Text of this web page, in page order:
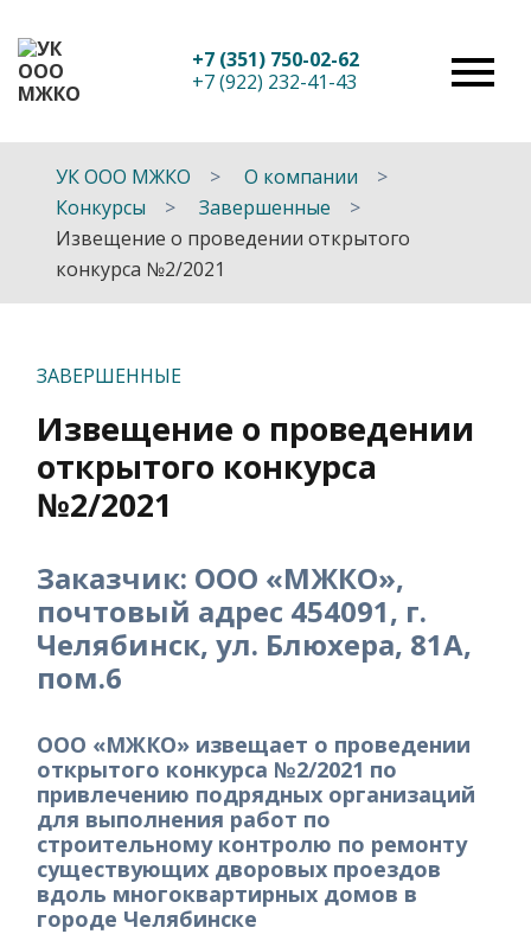
+7 (351) 750-02-62
+7 (922) 232-41-43
УК ООО МЖКО
О компании
Конкурсы
Завершенные
Извещение о проведении открытого
конкурса №2/2021
ЗАВЕРШЕННЫЕ
Извещение о проведении
открытого конкурса
№2/2021
Заказчик: ООО «МЖКО»,
почтовый адрес 454091, г.
Челябинск, ул. Блюхера, 81А,
пом.6
ООО «МЖКО» извещает о проведении
открытого конкурса №2/2021 по
привлечению подрядных организаций
для выполнения работ по
строительному контролю по ремонту
существующих дворовых проездов
вдоль многоквартирных домов в
городе Челябинске